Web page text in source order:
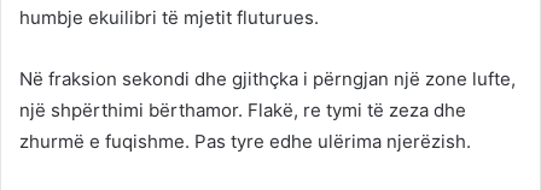
humbje ekuilibri të mjetit fluturues.
Në fraksion sekondi dhe gjithçka i përngjan një zone lufte,
një shpërthimi bërthamor. Flakë, re tymi të zeza dhe
zhurmë e fuqishme. Pas tyre edhe ulërima njerëzish.